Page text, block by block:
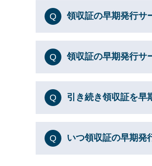
Q 領収証の早期発行サ
Q 領収証の早期発行サ
Q 引き続き領収証を早
Q いつ領収証の早期発